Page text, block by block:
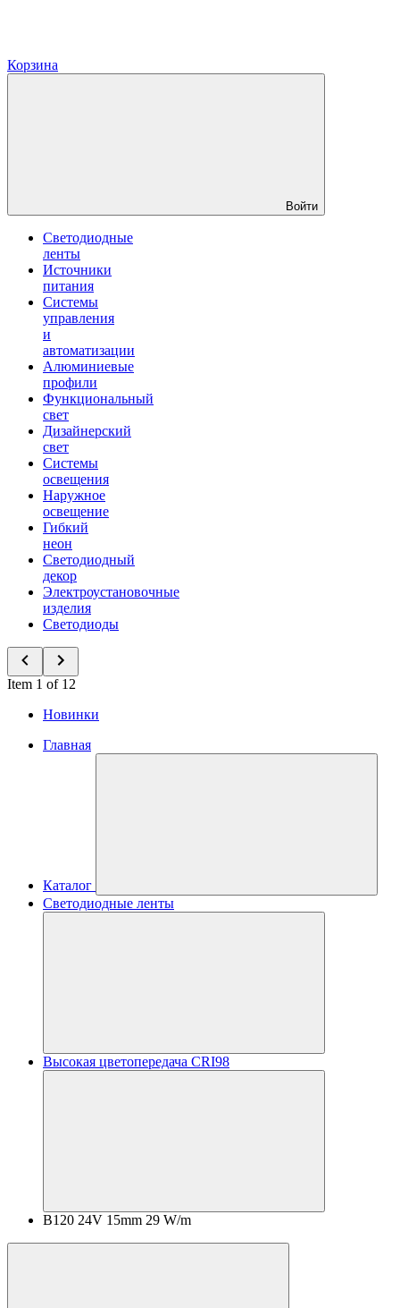
Корзина
Войти
Светодиодные
ленты
Источники
питания
Системы
управления
и
автоматизации
Алюминиевые
профили
Функциональный
свет
Дизайнерский
свет
Системы
освещения
Наружное
освещение
Гибкий
неон
Светодиодный
декор
Электроустановочные
изделия
Светодиоды
Item 1 of 12
Новинки
Главная
Каталог
Светодиодные ленты
Высокая цветопередача CRI98
B120 24V 15mm 29 W/m